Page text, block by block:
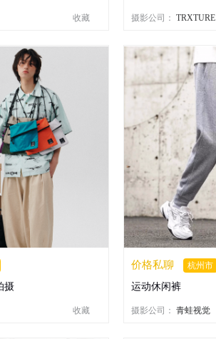
收藏 摄影公司： TRXTURE
摄
收藏
价格私聊 杭州市
运动休闲裤
摄影公司： 青蛙视觉